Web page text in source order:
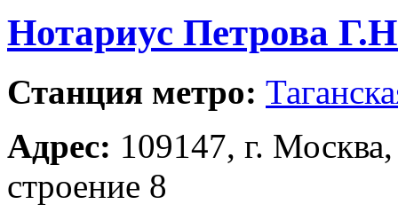
Нотариус Петрова
Станция метро:
Адрес: 109147, г.
строение 8